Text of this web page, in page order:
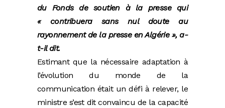
du Fonds de soutien à la presse qui
« contribuera sans nul doute au
rayonnement de la presse en Algérie », a-
t-il dit.
Estimant que la nécessaire adaptation à
l’évolution du monde de la
communication était un défi à relever, le
ministre s’est dit convaincu de la capacité